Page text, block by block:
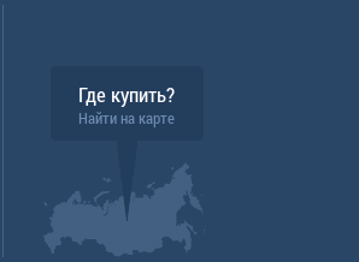
Где купить?
Найти на карте